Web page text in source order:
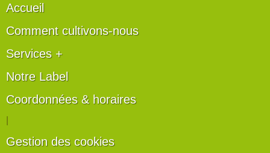
Accueil
Comment cultivons-nous
Services +
Notre Label
Coordonnées & horaires
Gestion des cookies